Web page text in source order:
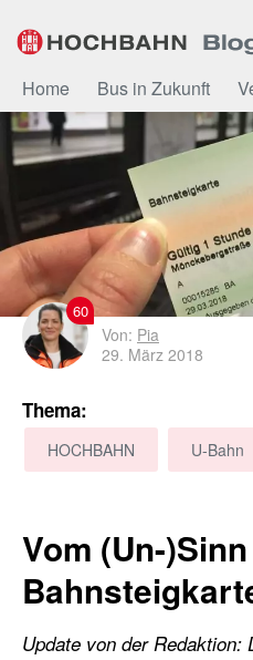
Inhalt
Home Bus in Zukunft
60
Von: Pia
29. März 2018
Thema:
HOCHBAHN U-Bahn
Vom (Un-
Update von der Redaktion: